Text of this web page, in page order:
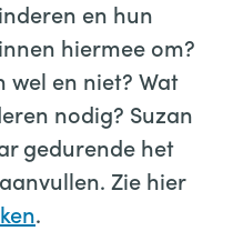
en hun
hiermee om?
wel en niet? Wat
nodig? Suzan
gedurende het
Zie hier
.